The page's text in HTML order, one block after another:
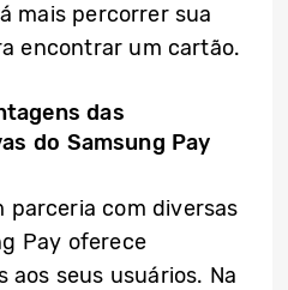
mais percorrer sua
encontrar um cartão.
das
do Samsung Pay
parceria com diversas
Pay oferece
aos seus usuários. Na